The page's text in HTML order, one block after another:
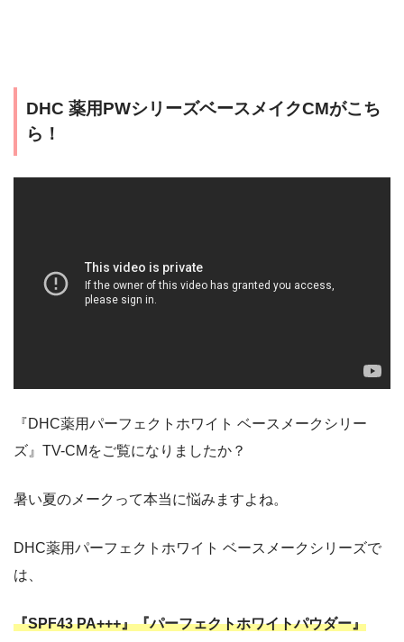
DHC 薬用PWシリーズベースメイクCMがこち
ら！
『DHC薬用パーフェクトホワイト ベースメークシリー
ズ』TV-CMをご覧になりましたか？
暑い夏のメークって本当に悩みますよね。
DHC薬用パーフェクトホワイト ベースメークシリーズで
は、
『SPF43 PA+++』『パーフェクトホワイトパウダー』